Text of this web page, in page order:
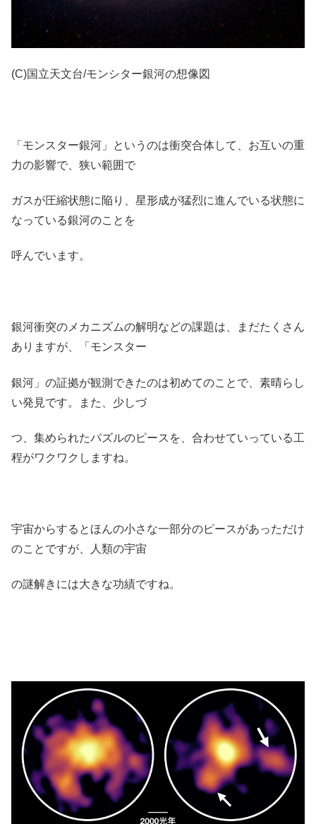
(C)国立天文台/モンシター銀河の想像図
「モンスター銀河」というのは衝突合体して、お互いの重
力の影響で、狭い範囲で
ガスが圧縮状態に陥り、星形成が猛烈に進んでいる状態に
なっている銀河のことを
呼んでいます。
銀河衝突のメカニズムの解明などの課題は、まだたくさん
ありますが、「モンスター
銀河」の証拠が観測できたのは初めてのことで、素晴らし
い発見です。また、少しづ
つ、集められたパズルのピースを、合わせていっている工
程がワクワクしますね。
宇宙からするとほんの小さな一部分のピースがあっただけ
のことですが、人類の宇宙
の謎解きには大きな功績ですね。